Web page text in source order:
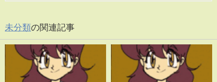
未分類の関連記事